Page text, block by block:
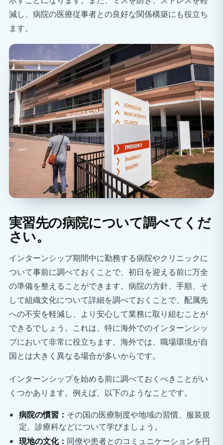
減し、病院の医療従事者との良好な関係構築にも役立ち
ます。
実習先の病院について調べてくだ
さい。
インターンシップ期間中に勤務する病院やクリニックに
ついて事前に調べておくことで、初日を迎える前に万全
の準備を整えることができます。病院の方針、手順、そ
して組織文化について詳細を調べておくことで、配属先
への不安を軽減し、より安心して業務に取り組むことが
できるでしょう。これは、特に海外でのインターンシッ
プにおいて非常に役立ちます。海外では、職場環境が自
国とは大きく異なる場合が多いからです。
インターンシップを始める前に調べておくべきことがい
くつかあります。例えば、以下のようなことです。
病院の慣習： その国の医療制度や地域の習慣、服装規
定、診療科などについて学びましょう。
現地の文化： 同僚や患者とのコミュニケーションを円